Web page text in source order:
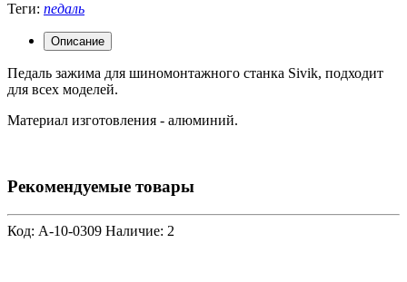
Теги: педаль
Описание
Педаль зажима для шиномонтажного станка Sivik, подходит
для всех моделей.
Материал изготовления - алюминий.
Рекомендуемые товары
Код: A-10-0309 Наличие: 2